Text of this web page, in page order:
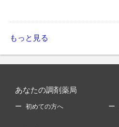
もっと見る
あなたの調剤薬局
初めての方へ